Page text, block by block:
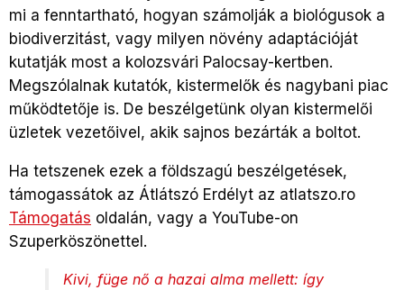
mi a fenntartható, hogyan számolják a biológusok a
biodiverzitást, vagy milyen növény adaptációját
kutatják most a kolozsvári Palocsay-kertben.
Megszólalnak kutatók, kistermelők és nagybani piac
működtetője is. De beszélgetünk olyan kistermelői
üzletek vezetőivel, akik sajnos bezárták a boltot.
Ha tetszenek ezek a földszagú beszélgetések,
támogassátok az Átlátszó Erdélyt az atlatszo.ro
Támogatás oldalán, vagy a YouTube-on
Szuperköszönettel.
Kivi, füge nő a hazai alma mellett: így